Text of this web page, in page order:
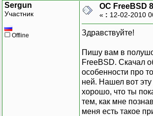
Sergun
Участник
Offline
ОС FreeBSD
« : 12-02-2010
Здравствуйте!
Пишу вам в
FreeBSD. Скачал
особенности про
ней. Нашел вот эту
хорошо, что ты
тем, как мне
меня есть такое